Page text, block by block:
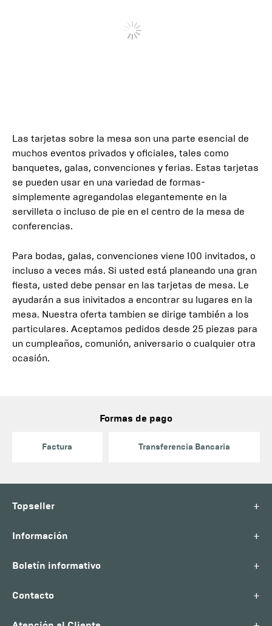
Las tarjetas sobre la mesa son una parte esencial de
muchos eventos privados y oficiales, tales como
banquetes, galas, convenciones y ferias. Estas tarjetas
se pueden usar en una variedad de formas-
simplemente agregandolas elegantemente en la
servilleta o incluso de pie en el centro de la mesa de
conferencias.
Para bodas, galas, convenciones viene 100 invitados, o
incluso a veces más. Si usted está planeando una gran
fiesta, usted debe pensar en las tarjetas de mesa. Le
ayudarán a sus inivitados a encontrar su lugares en la
mesa. Nuestra oferta tambien se dirige también a los
particulares. Aceptamos pedidos desde 25 piezas para
un cumpleaños, comunión, aniversario o cualquier otra
ocasión.
Formas de pago
Factura Transferencia Bancaria
Topseller +
Información +
Boletín informativo +
Contacto +